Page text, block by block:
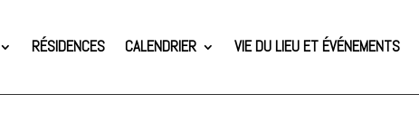
RÉSIDENCES CALENDRIER VIE DU LIEU ET ÉVÉNEMENTS